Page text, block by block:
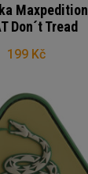
Maxpedition
Don´t Tread
199 Kč